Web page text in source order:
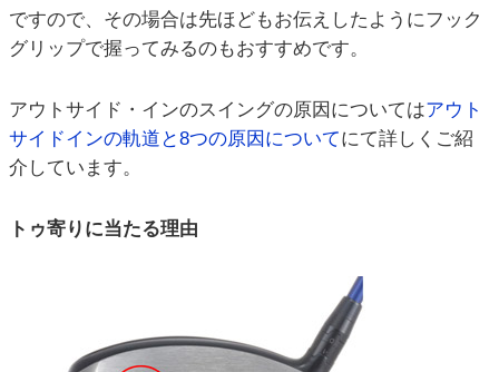
ですので、その場合は先ほどもお伝えしたようにフック
グリップで握ってみるのもおすすめです。
アウトサイド・インのスイングの原因についてはアウト
サイドインの軌道と8つの原因についてにて詳しくご紹
介しています。
トゥ寄りに当たる理由